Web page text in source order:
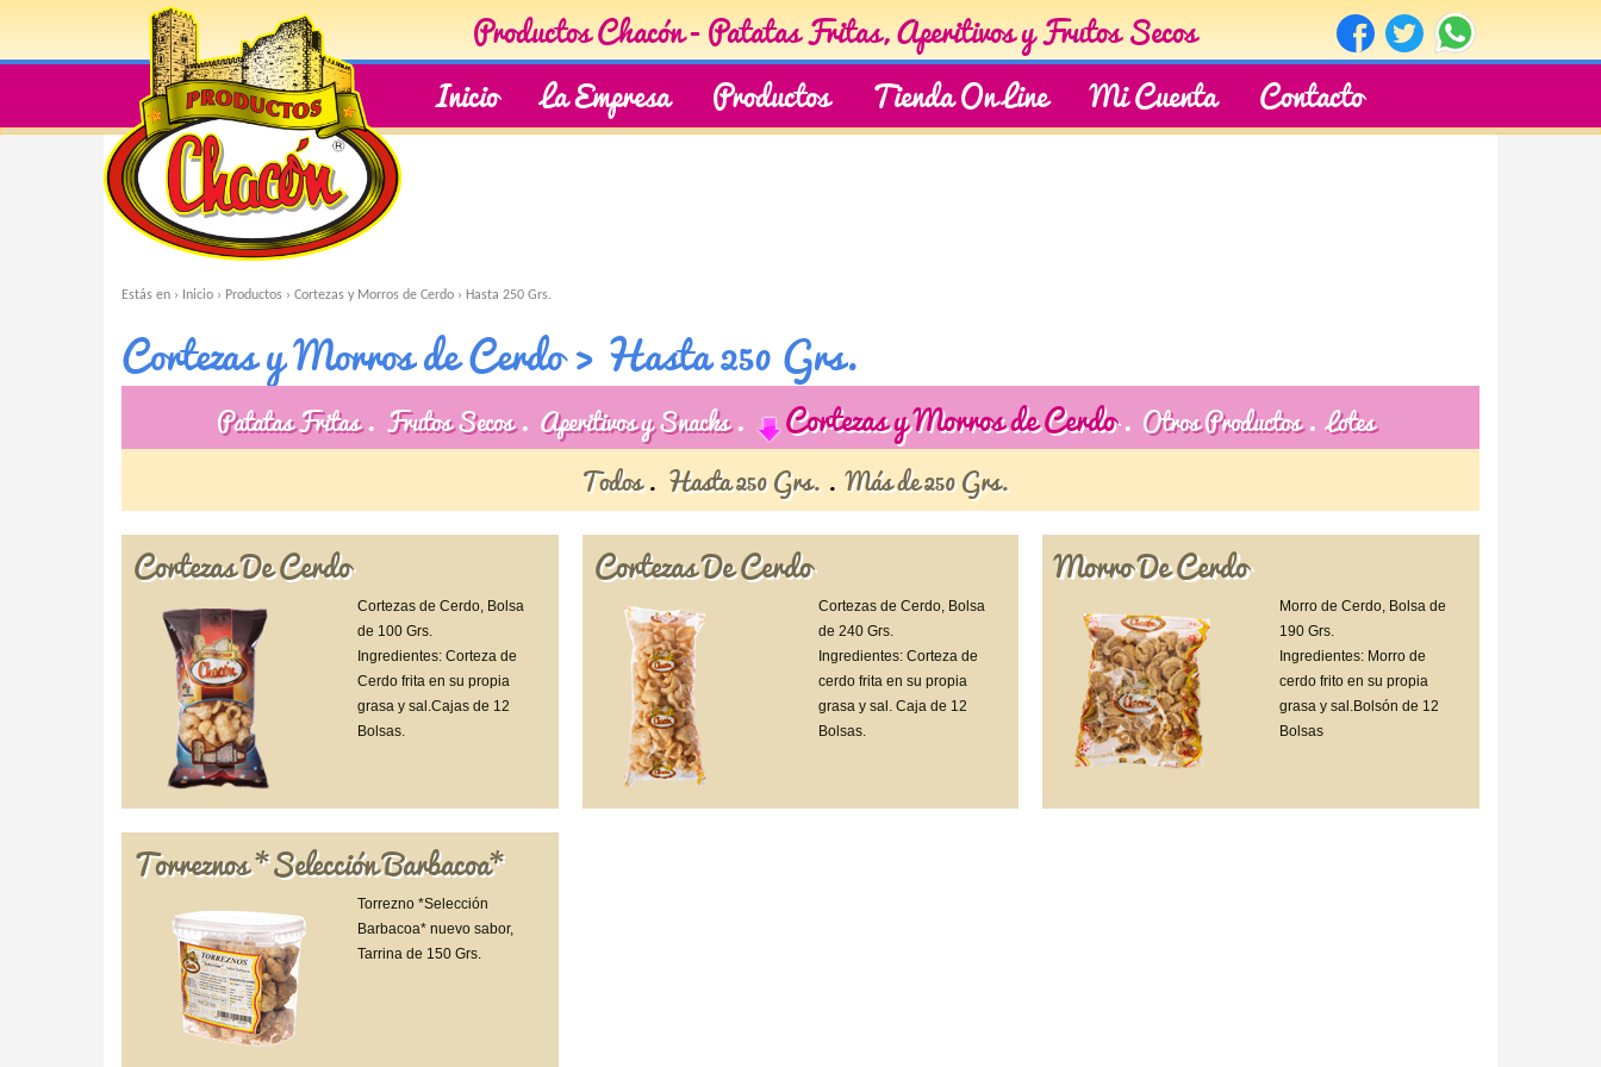
Productos Chacón - Patatas Fritas, Aperitivos y Frutos Secos
Inicio
La Empresa Productos Tienda On Line Mi Cuenta Contacto
Estás en › Inicio › Productos › Cortezas y Morros de Cerdo › Hasta 250 Grs.
Cortezas y Morros de Cerdo › Hasta 250 Grs.
Patatas Fritas Frutos Secos Aperitivos y Snacks Cortezas y Morros de Cerdo Otros Productos
Lotes
Todos
Hasta 250 Grs. Más de 250 Grs.
Cortezas De Cerdo
Cortezas de Cerdo, Bolsa
de 100 Grs.
Ingredientes: Corteza de
Cerdo frita en su propia
grasa y sal.Cajas de 12
Bolsas.
Cortezas De Cerdo
Cortezas de Cerdo, Bolsa
de 240 Grs.
Ingredientes: Corteza de
cerdo frita en su propia
grasa y sal. Caja de 12
Bolsas.
Morro De Cerdo
Morro de Cerdo, Bolsa de
190 Grs.
Ingredientes: Morro de
cerdo frito en su propia
grasa y sal.Bolsón de 12
Bolsas
Torreznos *Selección Barbacoa*
Torrezno *Selección
Barbacoa* nuevo sabor,
Tarrina de 150 Grs.